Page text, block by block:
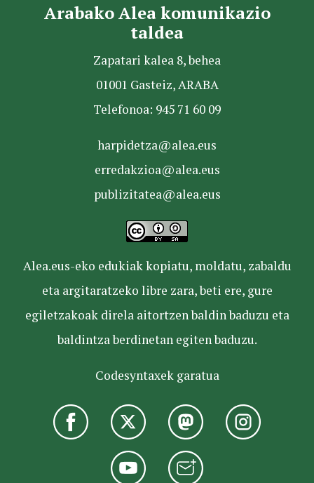
Arabako Alea komunikazio
taldea
Zapatari kalea 8, behea
01001 Gasteiz, ARABA
Telefonoa: 945 71 60 09
harpidetza@alea.eus
erredakzioa@alea.eus
publizitatea@alea.eus
Alea.eus-eko edukiak kopiatu, moldatu, zabaldu
eta argitaratzeko libre zara, beti ere, gure
egiletzakoak direla aitortzen baldin baduzu eta
baldintza berdinetan egiten baduzu.
Codesyntaxek garatua